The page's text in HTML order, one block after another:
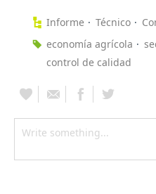
Informe Técnico
economía agrícola
control de calidad